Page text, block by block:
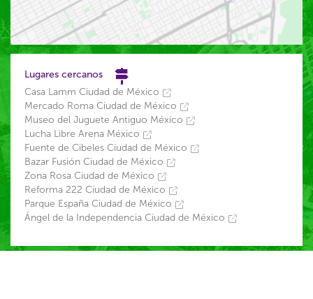
Lugares cercanos
Casa Lamm Ciudad de México
Mercado Roma Ciudad de México
Museo del Juguete Antiguo México
Lucha Libre Arena México
Fuente de Cibeles Ciudad de México
Bazar Fusión Ciudad de México
Zona Rosa Ciudad de México
Reforma 222 Ciudad de México
Parque España Ciudad de México
Ángel de la Independencia Ciudad de México